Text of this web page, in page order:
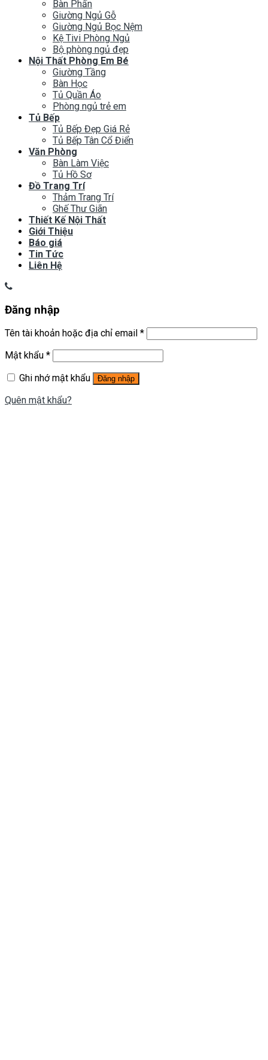
Bàn Phấn
Giường Ngủ Gỗ
Giường Ngủ Bọc Nệm
Kệ Tivi Phòng Ngủ
Bộ phòng ngủ đẹp
Nội Thất Phòng Em Bé
Giường Tầng
Bàn Học
Tủ Quần Áo
Phòng ngủ trẻ em
Tủ Bếp
Tủ Bếp Đẹp Giá Rẻ
Tủ Bếp Tân Cổ Điển
Văn Phòng
Bàn Làm Việc
Tủ Hồ Sơ
Đồ Trang Trí
Thảm Trang Trí
Ghế Thư Giãn
Thiết Kế Nội Thất
Giới Thiệu
Báo giá
Tin Tức
Liên Hệ
Đăng nhập
Tên tài khoản hoặc địa chỉ email *
Mật khẩu *
Ghi nhớ mật khẩu
Đăng nhập
Quên mật khẩu?